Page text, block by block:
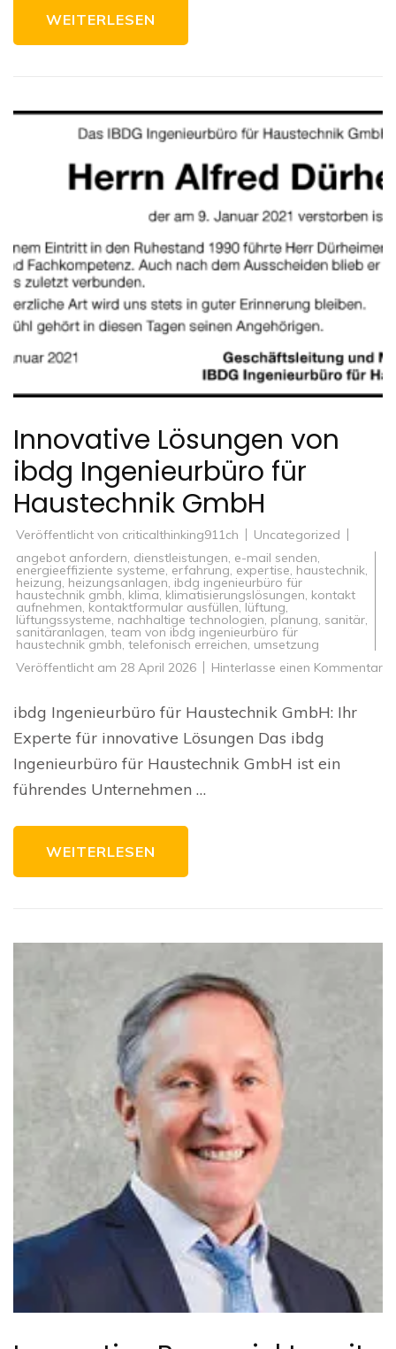
WEITERLESEN
Innovative Lösungen von
ibdg Ingenieurbüro für
Haustechnik GmbH
Veröffentlicht von criticalthinking911ch
Uncategorized
angebot anfordern dienstleistungen e-mail senden
energieeffiziente systeme erfahrung expertise haustechnik
heizung heizungsanlagen ibdg ingenieurbüro für
haustechnik gmbh klima klimatisierungslösungen kontakt
aufnehmen kontaktformular ausfüllen,lüftung,
lüftungssysteme nachhaltige technologien planung sanitär
sanitäranlagen team von ibdg ingenieurbüro für
haustechnik gmbh telefonisch erreichen umsetzung
Veröffentlicht am 28 April 2026 Hinterlasse einen Kommentarzu
ibdg Ingenieurbüro für Haustechnik GmbH: Ihr
Experte für innovative Lösungen Das ibdg
Ingenieurbüro für Haustechnik GmbH ist ein
führendes Unternehmen …
WEITERLESEN